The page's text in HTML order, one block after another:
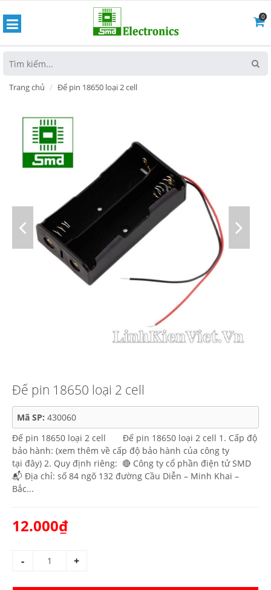
0
Trang chủ Đế pin 18650 loại 2 cell
Đế pin 18650 loại 2 cell
Mã SP: 430060
Đế pin 18650 loại 2 cell Đế pin 18650 loại 2 cell 1. Cấp độ
bảo hành: (xem thêm về cấp độ bảo hành của công ty
tại đây) 2. Quy định riêng: 🔴 Công ty cổ phần điện tử SMD
📬 Địa chỉ: số 84 ngõ 132 đường Cầu Diễn – Minh Khai –
Bắc...
12.000₫
- +